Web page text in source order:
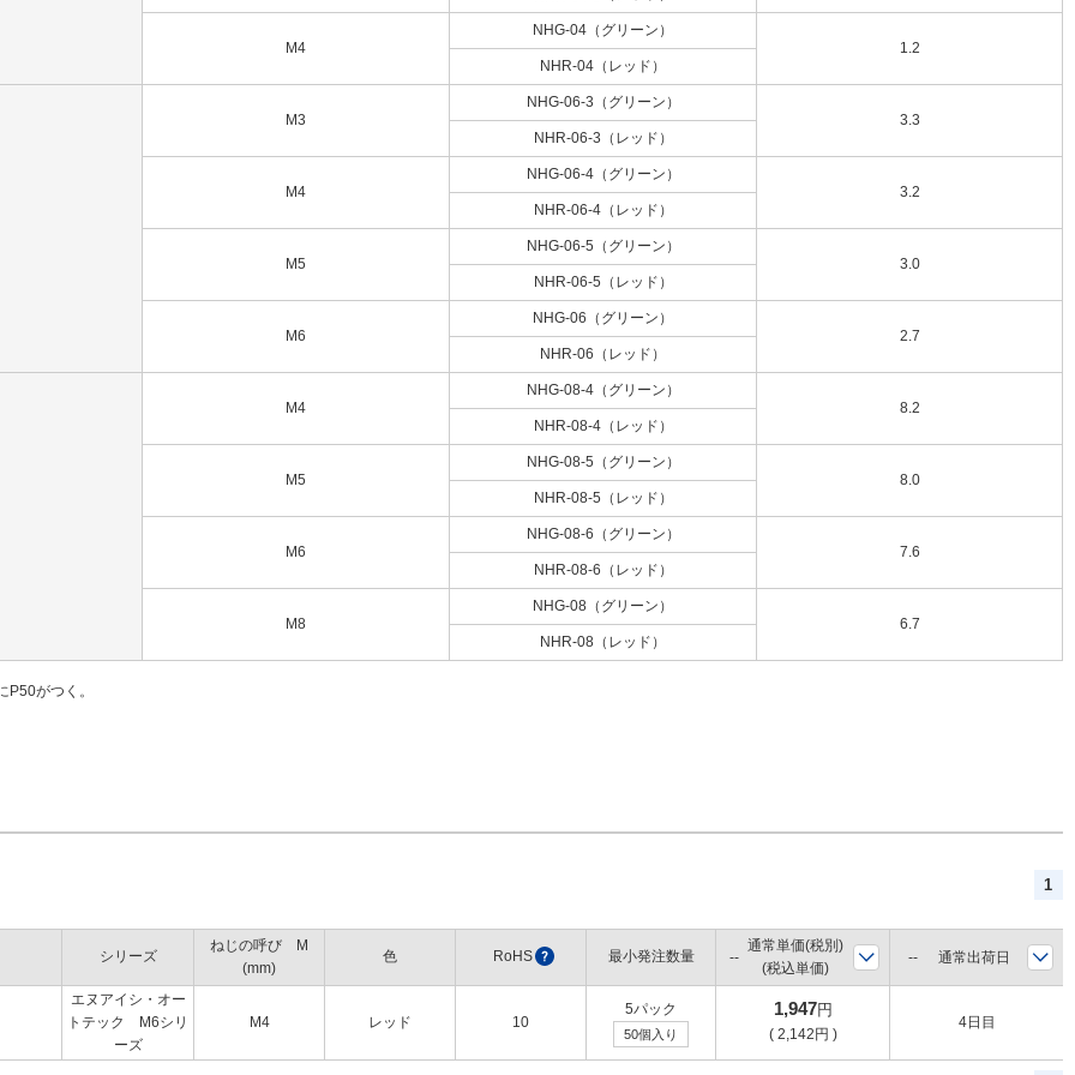
M4
NHG-04（グリーン）
1.2
NHR-04（レッド）
M3
NHG-06-3（グリーン）
3.3
NHR-06-3（レッド）
M4
NHG-06-4（グリーン）
3.2
NHR-06-4（レッド）
M5
NHG-06-5（グリーン）
3.0
NHR-06-5（レッド）
M6
NHG-06（グリーン）
2.7
NHR-06（レッド）
M4
NHG-08-4（グリーン）
8.2
NHR-08-4（レッド）
M5
NHG-08-5（グリーン）
8.0
NHR-08-5（レッド）
M6
NHG-08-6（グリーン）
7.6
NHR-08-6（レッド）
M8
NHG-08（グリーン）
6.7
NHR-08（レッド）
がつく。
1
シリーズ
ねじの呼び M
(mm)
色 RoHS ? 最小発注数量
エヌアイシ・オー
トテック M6シリ
ーズ
M4 レッド 10
5パック
50個入り
通常単価(税別)
(税込単価)
通常出荷日
1,947円
( 2,142 円 )
4日目